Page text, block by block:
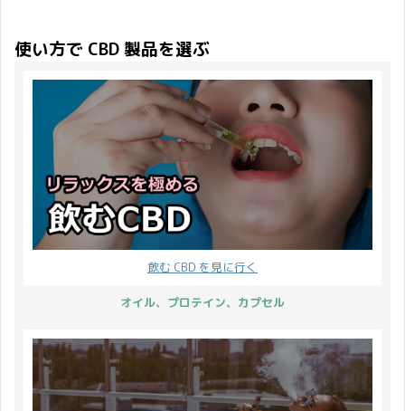
にも「不変」にも役立
てくれるもの。 そこで
CBDMANiA ではひとりで
も多くの人に CBD 製品
をご利用いただきたく思
い、スプリングキャンペ
ーン202 ...
ゼントをおこないます！
それでは詳細をご覧くだ
さい。 開催期間 13日間
開催 2021年2月2日(火)
から2月14日(日)23:59
BLACK CBD OIL DROPS
があります。この記事で
はその理由について解説
します。 品質
CBDMANiAがCBDオイル
において最も重要視して
いるのが「品質」です。
品質を最重要視してわた
したちは様々なCBDオイ
ルを試してきました。欧
類以上は試したと思いま
す。 その中で、いま最も
自信も持っておすすめで
きるのがファーマヘンプ
社のPREMIUM BLACK ...
れからたくさんの方にお
試しいただき、今では
CBDMANiA の人気商品に
なっています。
DropStone のオリジナル
ブランドとして
「Greeus」からリリース
された CBD プロテイ
ン。 フルマラソンやスパ
士登山のためにトレーニ
ングをしている僕にとっ
て、CBD プロテインの販
売は非常に楽しみにして
いたのです。 もちろ ...
使い方で CBD 製品を選ぶ
飲む CBD を見に行く
オイル、プロテイン、カプセル